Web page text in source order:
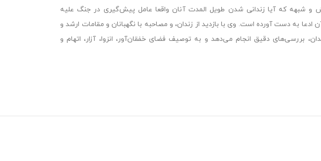
و شبهه که آیا زندانی شدن طویل المدت آنان واقعا عامل پیش‌گیری در جنگ علیه
به دست آورده است. وی با بازدید از زندان، و مصاحبه با نگهبانان و مقامات ارشد و
بررسی‌های دقیق انجام می‌دهد و به توصیف فضای خفقان‌آور، انزوا، آزار، اتهام و